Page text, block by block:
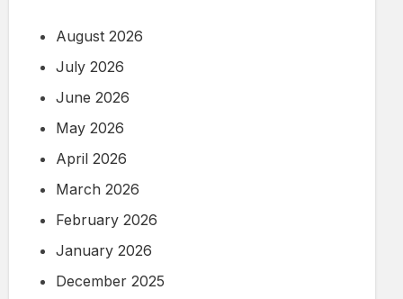
August 2026
July 2026
June 2026
May 2026
April 2026
March 2026
February 2026
January 2026
December 2025